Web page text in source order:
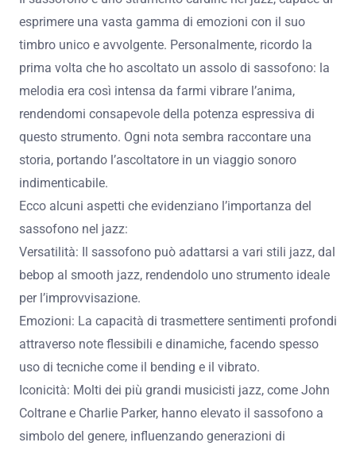
esprimere una vasta gamma di emozioni con il suo
timbro unico e avvolgente. Personalmente, ricordo la
prima volta che ho ascoltato un assolo di sassofono: la
melodia era così intensa da farmi vibrare l’anima,
rendendomi consapevole della potenza espressiva di
questo strumento. Ogni nota sembra raccontare una
storia, portando l’ascoltatore in un viaggio sonoro
indimenticabile.
Ecco alcuni aspetti che evidenziano l’importanza del
sassofono nel jazz:
Versatilità: Il sassofono può adattarsi a vari stili jazz, dal
bebop al smooth jazz, rendendolo uno strumento ideale
per l’improvvisazione.
Emozioni: La capacità di trasmettere sentimenti profondi
attraverso note flessibili e dinamiche, facendo spesso
uso di tecniche come il bending e il vibrato.
Iconicità: Molti dei più grandi musicisti jazz, come John
Coltrane e Charlie Parker, hanno elevato il sassofono a
simbolo del genere, influenzando generazioni di